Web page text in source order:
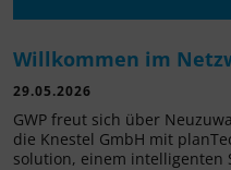
Willkommen im
29.05.2026
GWP freut sich über
die Knestel GmbH mit
solution, einem intelligenten